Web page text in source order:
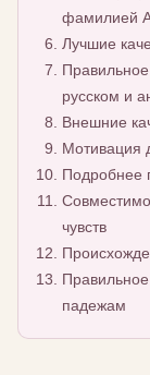
фамилией
Лучшие
русском и
Внешние
Мотивация
Подробнее
чувств
падежам